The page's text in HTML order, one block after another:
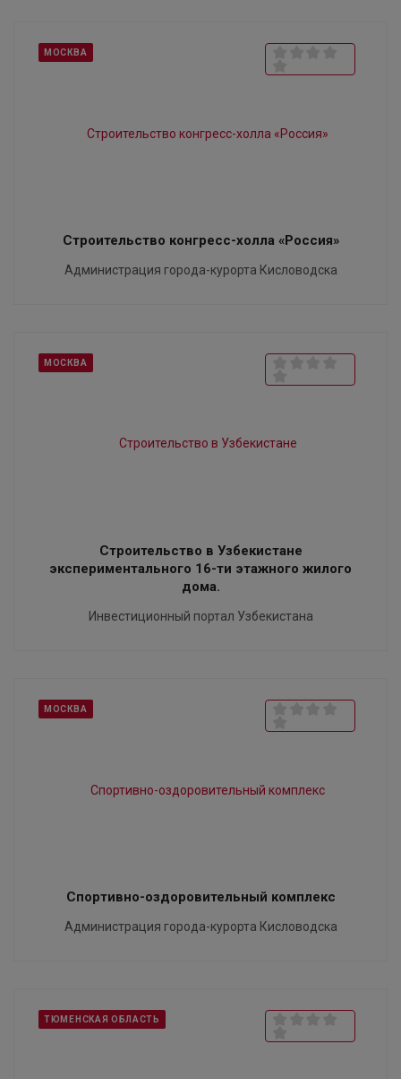
МОСКВА
Строительство конгресс-холла «Россия»
Администрация города-курорта Кисловодска
МОСКВА
Строительство в Узбекистане
экспериментального 16-ти этажного жилого
дома.
Инвестиционный портал Узбекистана
МОСКВА
Спортивно-оздоровительный комплекс
Администрация города-курорта Кисловодска
ТЮМЕНСКАЯ ОБЛАСТЬ